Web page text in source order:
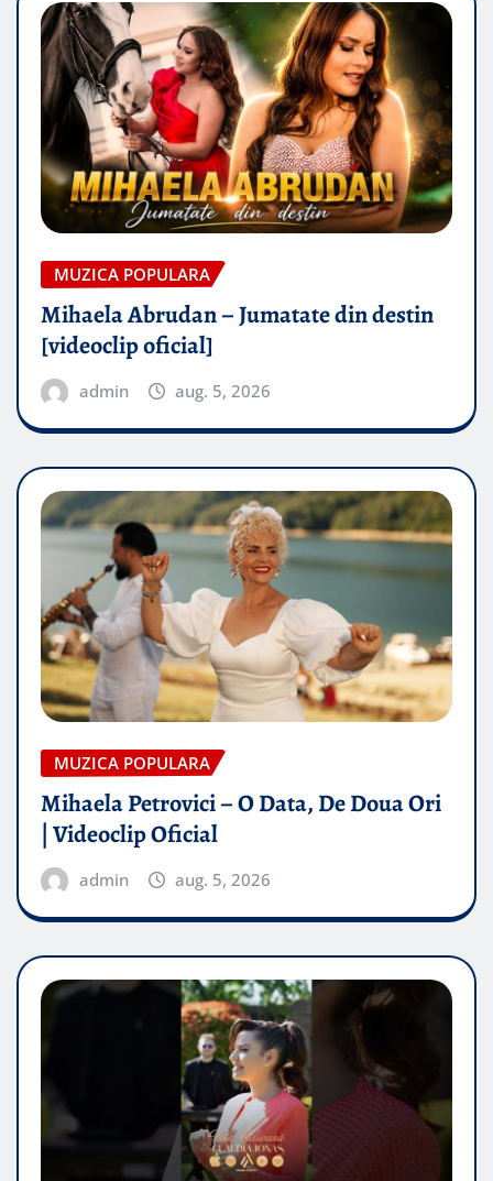
MUZICA POPULARA
Mihaela Abrudan – Jumatate din destin
[videoclip oficial]
admin aug. 5, 2026
MUZICA POPULARA
Mihaela Petrovici – O Data, De Doua Ori
| Videoclip Oficial
admin aug. 5, 2026